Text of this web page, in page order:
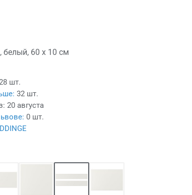
белый, 60 x 10 см
шт.
32 шт.
20 августа
0 шт.